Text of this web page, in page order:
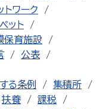
トワーク
ペット
保育施設
公表
る条例
集積所
扶養
課税